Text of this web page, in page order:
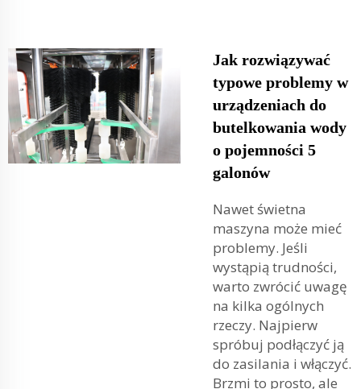
Jak rozwiązywać
typowe problemy w
urządzeniach do
butelkowania wody
o pojemności 5
galonów
Nawet świetna
maszyna może mieć
problemy. Jeśli
wystąpią trudności,
warto zwrócić uwagę
na kilka ogólnych
rzeczy. Najpierw
spróbuj podłączyć ją
do zasilania i włączyć.
Brzmi to prosto, ale